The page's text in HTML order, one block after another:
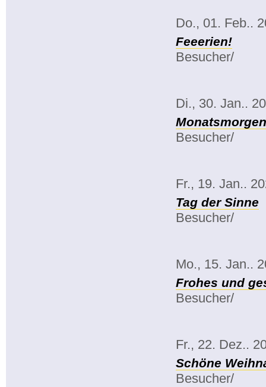
Do., 01. Feb..
Feeerien!
Besucher/
Di., 30. Jan..
Besucher/
Fr., 19. Jan..
Tag der Sinne
Besucher/
Mo., 15. Jan..
Frohes und
Besucher/
Fr., 22. Dez..
Schöne
Besucher/